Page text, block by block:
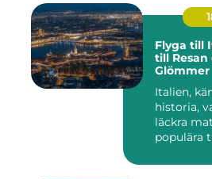
Flyga till
till
Glömmer
Italien,
historia,
läckra
populära